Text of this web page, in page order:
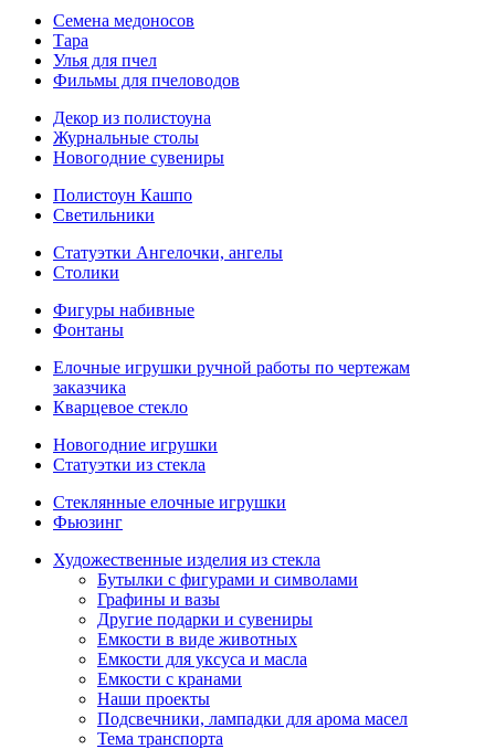
Семена медоносов
Тара
Улья для пчел
Фильмы для пчеловодов
Декор из полистоуна
Журнальные столы
Новогодние сувениры
Полистоун Кашпо
Светильники
Статуэтки Ангелочки, ангелы
Столики
Фигуры набивные
Фонтаны
Елочные игрушки ручной работы по чертежам
заказчика
Кварцевое стекло
Новогодние игрушки
Статуэтки из стекла
Стеклянные елочные игрушки
Фьюзинг
Художественные изделия из стекла
Бутылки с фигурами и символами
Графины и вазы
Другие подарки и сувениры
Емкости в виде животных
Емкости для уксуса и масла
Емкости с кранами
Наши проекты
Подсвечники, лампадки для арома масел
Тема транспорта